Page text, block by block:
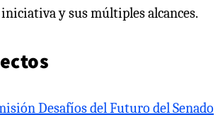
y sus múltiples alcances.
Desafíos del Futuro del Senado